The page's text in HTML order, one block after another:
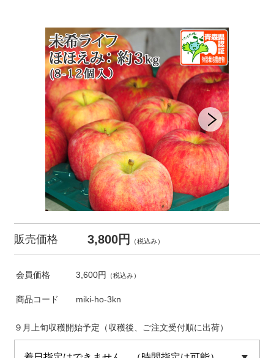
販売価格 3,800円 （税込み）
会員価格 3,600円 （税込み）
商品コード miki-ho-3kn
９月上旬収穫開始予定（収穫後、ご注文受付順に出荷）